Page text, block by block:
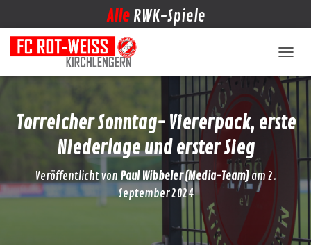
Alle RWK-Spiele
Torreicher Sonntag- Viererpack, erste
Niederlage und erster Sieg
Veröffentlicht vonPaul Wibbeler (Media-Team)am 2.
September 2024